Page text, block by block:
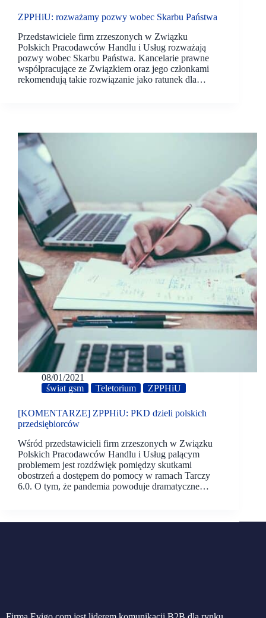
ZPPHiU: rozważamy pozwy wobec Skarbu Państwa
Przedstawiciele firm zrzeszonych w Związku
Polskich Pracodawców Handlu i Usług rozważają
pozwy wobec Skarbu Państwa. Kancelarie prawne
współpracujące ze Związkiem oraz jego członkami
rekomendują takie rozwiązanie jako ratunek dla…
08/01/2021
świat gsm
Teletorium ZPPHiU
[KOMENTARZE] ZPPHiU: PKD dzieli polskich
przedsiębiorców
Wśród przedstawicieli firm zrzeszonych w Związku
Polskich Pracodawców Handlu i Usług palącym
problemem jest rozdźwięk pomiędzy skutkami
obostrzeń a dostępem do pomocy w ramach Tarczy
6.0. O tym, że pandemia powoduje dramatyczne…